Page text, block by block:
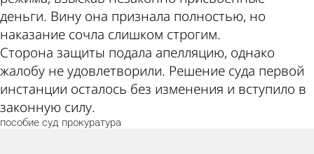
деньги. Вину она признала полностью, но
наказание сочла слишком строгим.
Сторона защиты подала апелляцию, однако
жалобу не удовлетворили. Решение суда первой
инстанции осталось без изменения и вступило в
законную силу.
пособие суд прокуратура